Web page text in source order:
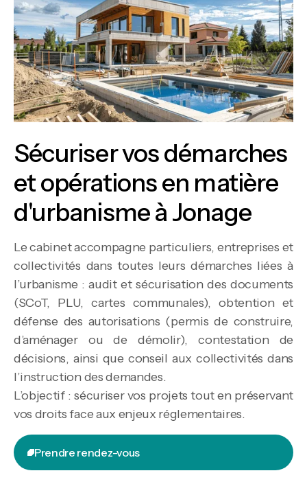
Sécuriser vos démarches
et opérations en matière
d'urbanisme à Jonage
Le cabinet accompagne particuliers, entreprises et
collectivités dans toutes leurs démarches liées à
l’urbanisme : audit et sécurisation des documents
(SCoT, PLU, cartes communales), obtention et
défense des autorisations (permis de construire,
d’aménager ou de démolir), contestation de
décisions, ainsi que conseil aux collectivités dans
l’instruction des demandes.
L’objectif : sécuriser vos projets tout en préservant
vos droits face aux enjeux réglementaires.
Prendre rendez-vous
Prendre rendez-vous